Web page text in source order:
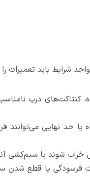
درب
حد نهایی می‌توانند
خراب شوند یا سیم‌کشی
فرسودگی یا قطع شدن